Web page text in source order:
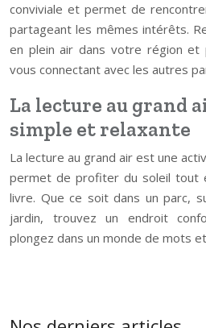
conviviale et permet de
partageant les mêmes intérêts.
en plein air dans votre région
vous connectant avec les autres
La lecture au grand
simple et relaxante
La lecture au grand air est une
permet de profiter du soleil tout
livre. Que ce soit dans un parc,
jardin, trouvez un endroit
plongez dans un monde de mots